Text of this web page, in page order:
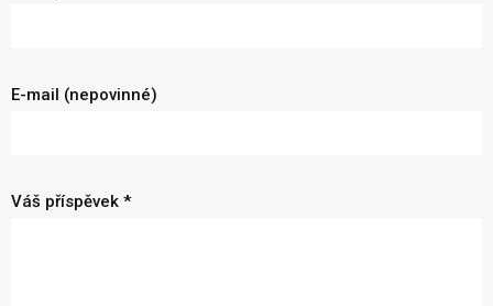
E-mail (nepovinné)
Váš příspěvek *